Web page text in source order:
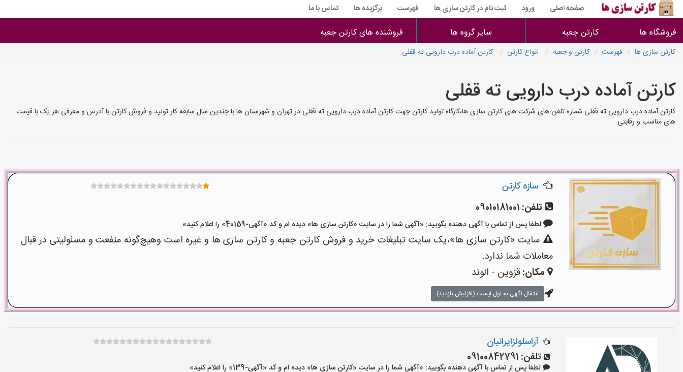
صفحه اصلی ورود ثبت نام در کارتن سازی ها فهرست برگزیده ها تماس با ما
فروشگاه ها کارتن جعبه سایر گروه ها فروشنده های کارتن جعبه
کارتن سازی ها فهرست کارتن و جعبه انواع کارتن کارتن آماده درب دارویی ته قفلی
کارتن آماده درب دارویی ته قفلی
کارتن آماده درب دارویی ته قفلی شماره تلفن های شرکت های کارتن سازی ها،کارگاه تولید کارتن جهت کارتن آماده درب دارویی ته قفلی در تهران و شهرستان ها با چندین سال سابقه کار تولید و فروش کارتن با آدرس و معرفی هر یک با قیمت
های مناسب و رقابتی
سازه کارتن
تلفن: 09010181001
لطفا پس از تماس با آگهی دهنده بگویید: «آگهی شما را در سایت «کارتن سازی ها» دیده ام و کد «آگهی-40159» را اعلام کنید»
سایت «کارتن سازی ها»،یک سایت تبلیغات خرید و فروش کارتن جعبه و کارتن سازی ها و غیره است وهیچ‌گونه منفعت و مسئولیتی در قبال
معاملات شما ندارد.
مکان:قزوین - الوند
انتقال آگهی به اول لیست (افزایش بازدید)
آراسلولزایرانیان
تلفن: 09100842791
لطفا پس از تماس با آگهی دهنده بگویید: «آگهی شما را در سایت «کارتن سازی ها» دیده ام و کد «آگهی-139» را اعلام کنید»